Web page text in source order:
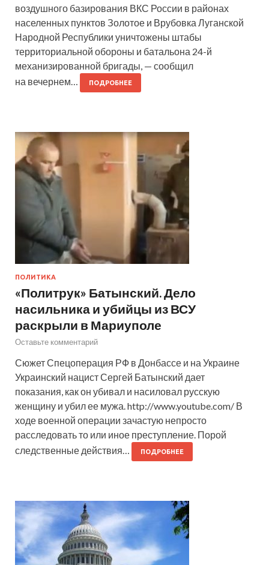
воздушного базирования ВКС России в районах
населенных пунктов Золотое и Врубовка Луганской
Народной Республики уничтожены штабы
территориальной обороны и батальона 24-й
механизированной бригады, — сообщил
на вечернем…
ПОДРОБНЕЕ
ПОЛИТИКА
«Политрук» Батынский. Дело
насильника и убийцы из ВСУ
раскрыли в Мариуполе
Оставьте комментарий
Сюжет Спецоперация РФ в Донбассе и на Украине
Украинский нацист Сергей Батынский дает
показания, как он убивал и насиловал русскую
женщину и убил ее мужа. http://www.youtube.com/ В
ходе военной операции зачастую непросто
расследовать то или иное преступление. Порой
следственные действия…
ПОДРОБНЕЕ